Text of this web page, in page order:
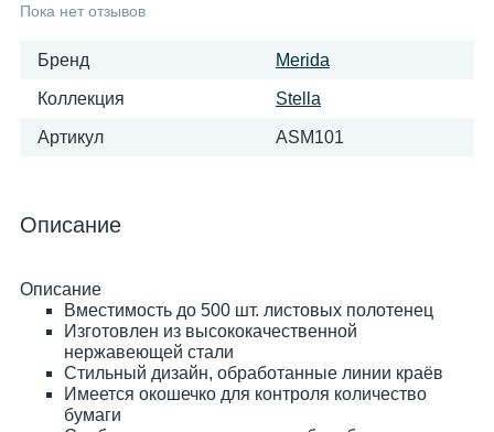
Пока нет отзывов
Бренд Merida
Коллекция Stella
Артикул ASM101
Описание
Описание
Вместимость до 500 шт. листовых полотенец
Изготовлен из высококачественной
нержавеющей стали
Стильный дизайн, обработанные линии краёв
Имеется окошечко для контроля количество
бумаги